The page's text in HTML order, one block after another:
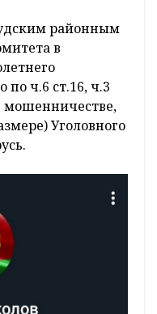
районным
в
по ч.6 ст.16, ч.3
мошенничестве,
Уголовного